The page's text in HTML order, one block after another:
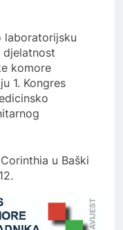
laboratorijsku
komore
1. Kongres
u Baški